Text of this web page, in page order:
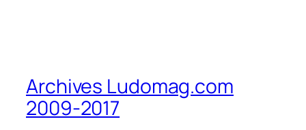
Archives Ludomag.com
2009-2017